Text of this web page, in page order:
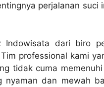
perjalanan suci
Indowisata dari biro
professional kami
tidak cuma
nyaman dan mewah